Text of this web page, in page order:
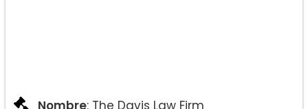
Nombre: The Davis Law Firm